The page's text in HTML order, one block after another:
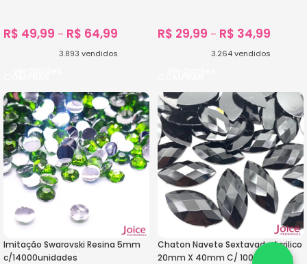
R$ 49,99 – R$ 64,99
3.893 vendidos
R$ 29,99 – R$ 34,99
3.264vendidos
Imitação Swarovski Resina 5mm
c/14000unidades
Chaton Navete Sextavado Acrilico
20mm X 40mm C/ 100unidades